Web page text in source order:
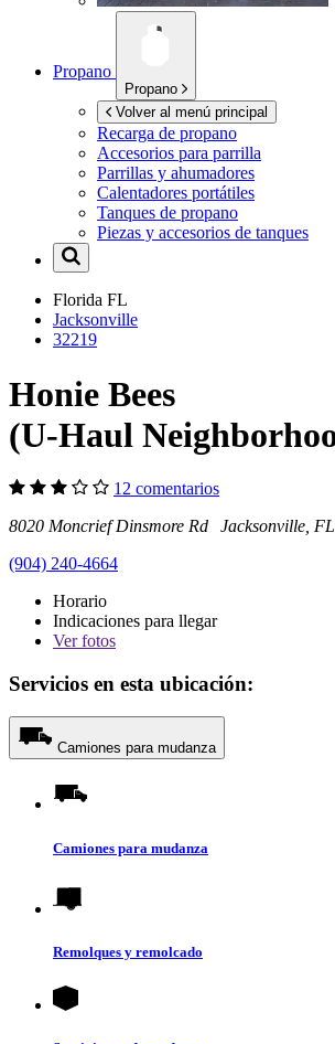
Propano
Propano
Volver al menú principal
Recarga de propano
Accesorios para parrilla
Parrillas y ahumadores
Calentadores portátiles
Tanques de propano
Piezas y accesorios de tanques
Florida FL
Jacksonville
32219
Honie Bees
(U-Haul
12 comentarios
8020 Moncrief Dinsmore Rd Jacksonville,
(904) 240-4664
Horario
Indicaciones para llegar
Verfotos
Servicios en esta ubicación:
Camiones para mudanza
Camiones para mudanza
Remolques y remolcado